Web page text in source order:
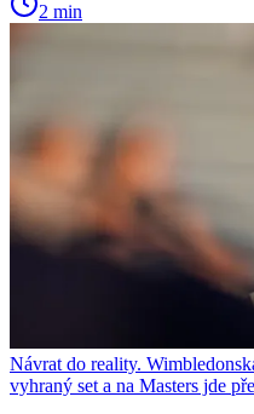
2 min
Návrat do reality.
vyhraný set a na Masters jde